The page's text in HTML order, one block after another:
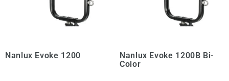
Nanlux Evoke 1200
Nanlux Evoke 1200B Bi-
Color